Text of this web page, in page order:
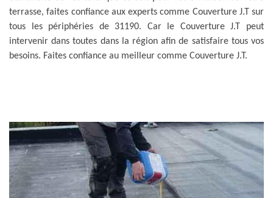
terrasse, faites confiance aux experts comme Couverture J.T sur
tous les périphéries de 31190. Car le Couverture J.T peut
intervenir dans toutes dans la région afin de satisfaire tous vos
besoins. Faites confiance au meilleur comme Couverture J.T.